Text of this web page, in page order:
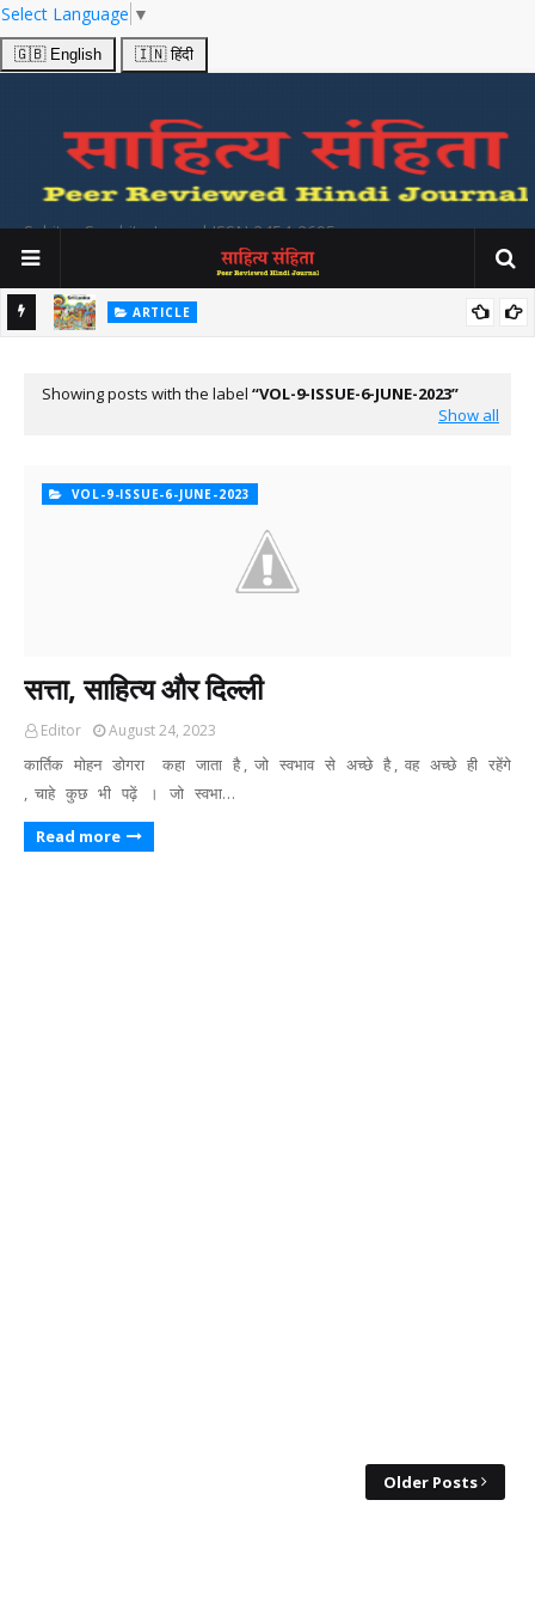
Select Language ▼
🇬🇧 English 🇮🇳 हिंदी
Sahitya Samhita Journal ISSN 2454-2695
ARTICLE
अध्ययन Folk Songs from India and Srilanka
Showing posts with the label VOL-9-ISSUE-6-JUNE-2023
Show all
VOL-9-ISSUE-6-JUNE-2023
सत्ता, साहित्य और दिल्ली
Editor August 24, 2023
कार्तिक मोहन डोगरा कहा जाता है , जो स्वभाव से अच्छे है , वह अच्छे ही रहेंगे
, चाहे कुछ भी पढ़ें । जो स्वभा…
Read more
Older Posts